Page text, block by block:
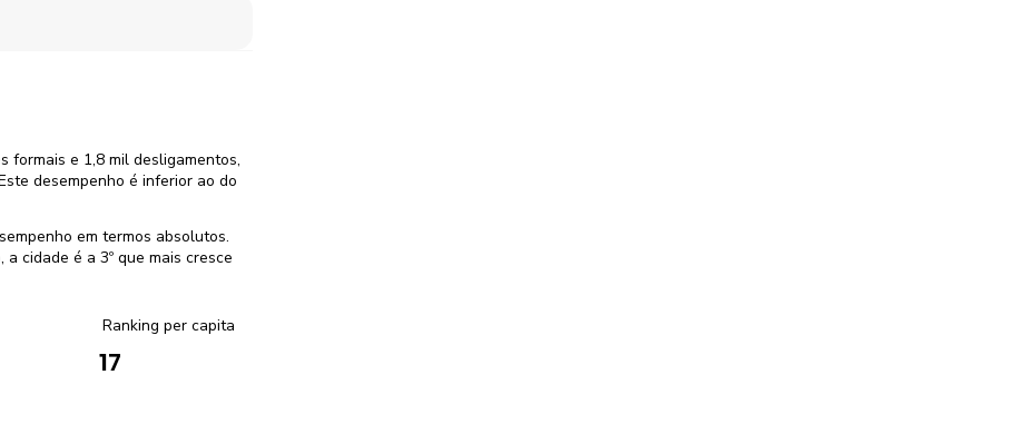
formais e 1,8 mil desligamentos,
desempenho é inferior ao do
em termos absolutos.
cidade é a 3º que mais cresce
Ranking per capita
17